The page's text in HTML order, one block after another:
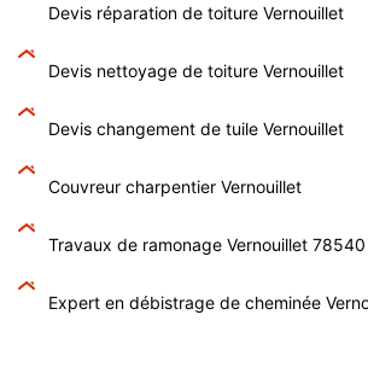
Devis réparation de toiture Vernouillet
Devis nettoyage de toiture Vernouillet
Devis changement de tuile Vernouillet
Couvreur charpentier Vernouillet
Travaux de ramonage Vernouillet 78540
Expert en débistrage de cheminée